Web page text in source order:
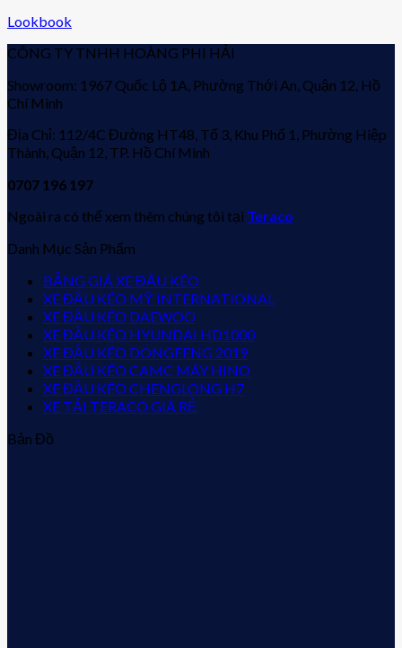
Lookbook
CÔNG TY TNHH HOÀNG PHI HẢI
Showroom: 1967 Quốc Lộ 1A, Phường Thới An, Quận 12, Hồ
Chí Minh
Địa Chỉ: 112/4C Đường HT48, Tổ 3, Khu Phố 1, Phường Hiệp
Thành, Quận 12, TP. Hồ Chí Minh
0707 196 197
Ngoài ra có thể xem thêm chúng tôi tại Teraco
Danh Mục Sản Phẩm
BẢNG GIÁ XE ĐẦU KÉO
XE ĐẦU KÉO MỸ INTERNATIONAL
XE ĐẦU KÉO DAEWOO
XE ĐẦU KÉO HYUNDAI HD1000
XE ĐẦU KÉO DONGFENG 2019
XE ĐẦU KÉO CAMC MÁY HINO
XE ĐẦU KÉO CHENGLONG H7
XE TẢI TERACO GIÁ RẺ
Bản Đồ